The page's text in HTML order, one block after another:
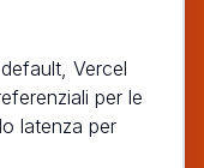
Vercel
per le
latenza per